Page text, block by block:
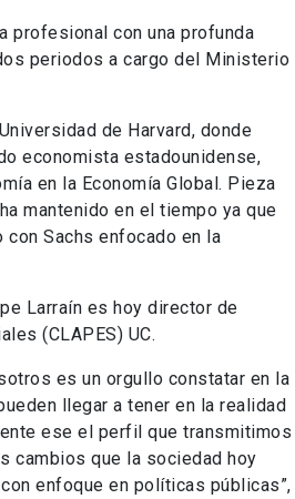
profesional con una profunda
periodos a cargo del Ministerio
de Harvard, donde
economista estadounidense,
en la Economía Global. Pieza
mantenido en el tiempo ya que
con Sachs enfocado en la
Larraín es hoy director de
(CLAPES) UC.
es un orgullo constatar en la
llegar a tener en la realidad
ese el perfil que transmitimos
cambios que la sociedad hoy
enfoque en políticas públicas”,